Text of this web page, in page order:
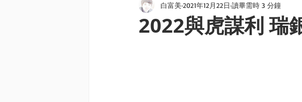
新聞點評 退休趣 聽基金
2022與虎謀利 瑞
白富美 2021年12月22日 讀畢需時 3 分鐘